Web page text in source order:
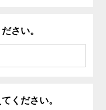
さい。
ください。